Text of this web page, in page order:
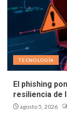
TECNOLOGÍA
El phishing
resiliencia de
agosto 5, 2026